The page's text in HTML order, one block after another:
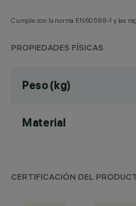
Cumple con la norma EN60598-1 y las
PROPIEDADES FÍSICAS
Peso (kg)
Material
CERTIFICACIÓN DEL